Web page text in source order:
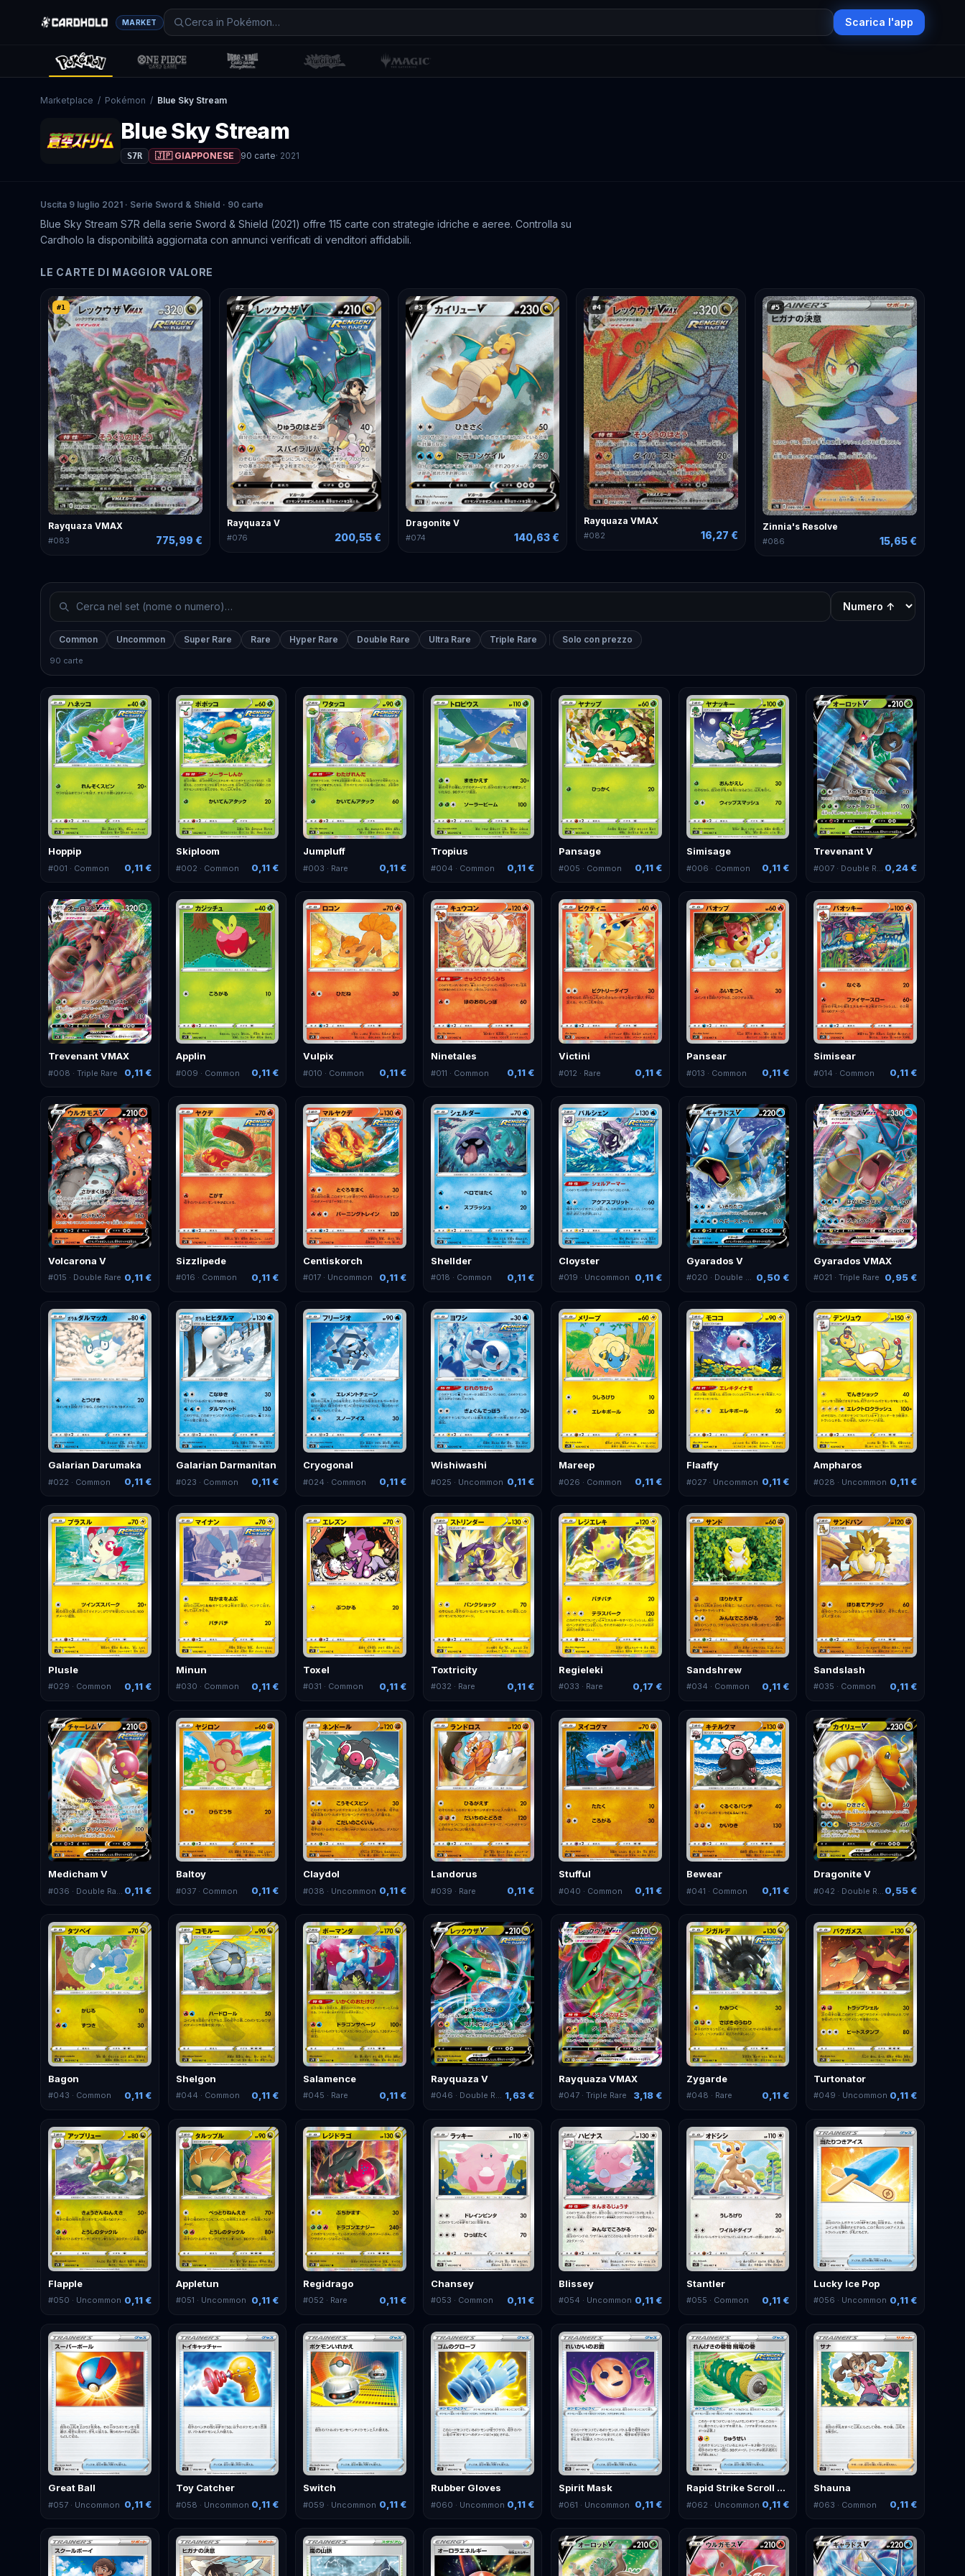
MARKET Scarica l'app
Marketplace / Pokémon / Blue Sky Stream
Blue Sky Stream
S7R 🇯🇵 GIAPPONESE 90 carte· 2021
Uscita 9 luglio 2021 · Serie Sword & Shield · 90 carte
Blue Sky Stream S7R della serie Sword & Shield (2021) offre 115 carte con strategie idriche e aeree. Controlla su
Cardholo la disponibilità aggiornata con annunci verificati di venditori affidabili.
LE CARTE DI MAGGIOR VALORE
#1
Rayquaza VMAX
#083 775,99 €
#2
Rayquaza V
#076 200,55 €
#3
Dragonite V
#074 140,63 €
#4
Rayquaza VMAX
#082 16,27 €
#5
Zinnia's Resolve
#086 15,65 €
Common Uncommon Super Rare Rare Hyper Rare Double Rare Ultra Rare Triple Rare Solo con prezzo
90 carte
Hoppip
#001 · Common 0,11 €
Skiploom
#002 · Common 0,11 €
Jumpluff
#003 · Rare 0,11 €
Tropius
#004 · Common 0,11 €
Pansage
#005 · Common 0,11 €
Simisage
#006 · Common 0,11 €
Trevenant V
#007 · Double Rare 0,24 €
Trevenant VMAX
#008 · Triple Rare 0,11 €
Applin
#009 · Common 0,11 €
Vulpix
#010 · Common 0,11 €
Ninetales
#011 · Common 0,11 €
Victini
#012 · Rare 0,11 €
Pansear
#013 · Common 0,11 €
Simisear
#014 · Common 0,11 €
Volcarona V
#015 · Double Rare 0,11 €
Sizzlipede
#016 · Common 0,11 €
Centiskorch
#017 · Uncommon 0,11 €
Shellder
#018 · Common 0,11 €
Cloyster
#019 · Uncommon 0,11 €
Gyarados V
#020 · Double Rare 0,50 €
Gyarados VMAX
#021 · Triple Rare 0,95 €
Galarian Darumaka
#022 · Common 0,11 €
Galarian Darmanitan
#023 · Common 0,11 €
Cryogonal
#024 · Common 0,11 €
Wishiwashi
#025 · Uncommon 0,11 €
Mareep
#026 · Common 0,11 €
Flaaffy
#027· Uncommon 0,11 €
Ampharos
#028 · Uncommon 0,11 €
Plusle
#029 · Common 0,11 €
Minun
#030 · Common 0,11 €
Toxel
#031 · Common 0,11 €
Toxtricity
#032 · Rare 0,11 €
Regieleki
#033 · Rare 0,17 €
Sandshrew
#034 · Common 0,11 €
Sandslash
#035 · Common 0,11 €
Medicham V
#036 · Double Rare 0,11 €
Baltoy
#037· Common 0,11 €
Claydol
#038 · Uncommon 0,11 €
Landorus
#039 · Rare 0,11 €
Stufful
#040 · Common 0,11 €
Bewear
#041 · Common 0,11 €
Dragonite V
#042 · Double Rare 0,55 €
Bagon
#043 · Common 0,11 €
Shelgon
#044 · Common 0,11 €
Salamence
#045 · Rare 0,11 €
Rayquaza V
#046 · Double Rare 1,63 €
Rayquaza VMAX
#047· Triple Rare 3,18 €
Zygarde
#048 · Rare 0,11 €
Turtonator
#049 · Uncommon 0,11 €
Flapple
#050 · Uncommon 0,11 €
Appletun
#051 · Uncommon 0,11 €
Regidrago
#052 · Rare 0,11 €
Chansey
#053 · Common 0,11 €
Blissey
#054 · Uncommon 0,11 €
Stantler
#055 · Common 0,11 €
Lucky Ice Pop
#056 · Uncommon 0,11 €
Great Ball
#057 · Uncommon 0,11 €
Toy Catcher
#058 · Uncommon 0,11 €
Switch
#059 · Uncommon 0,11 €
Rubber Gloves
#060 · Uncommon 0,11 €
Spirit Mask
#061 · Uncommon 0,11 €
Rapid Strike Scroll of the Flying Dragon
#062 · Uncommon 0,11 €
Shauna
#063 · Common 0,11 €